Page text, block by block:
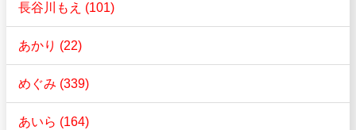
長谷川もえ (101)
あかり (22)
めぐみ (339)
あいら (164)